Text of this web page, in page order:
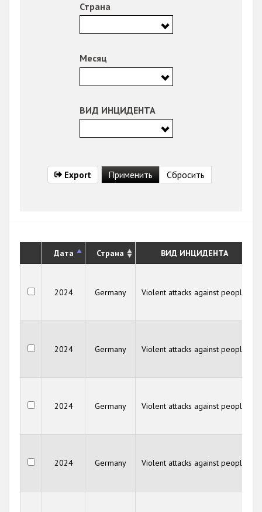
Страна
Месяц
ВИД ИНЦИДЕНТА
Export
Дата Страна ВИД ИНЦИДЕНТА
2024 Germany Violent attacks against people
2024 Germany Violent attacks against people
2024 Germany Violent attacks against people
2024 Germany Violent attacks against people